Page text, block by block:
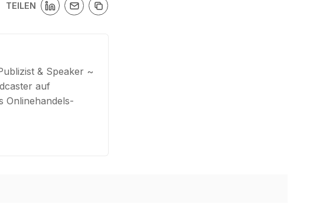
TEILEN
& Speaker ~
auf
Onlinehandels-